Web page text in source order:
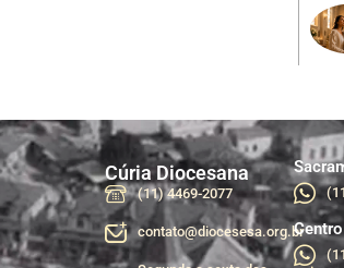
Cúria Diocesana
(11) 4469-2077
contato@diocesesa.org.br